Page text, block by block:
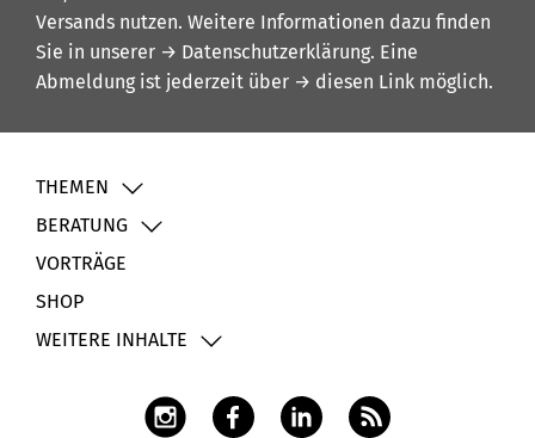
Versands nutzen. Weitere Informationen dazu finden
Sie in unserer → Datenschutzerklärung. Eine
Abmeldung ist jederzeit über → diesen Link möglich.
THEMEN
BERATUNG
VORTRÄGE
SHOP
WEITERE INHALTE